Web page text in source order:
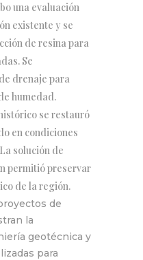
una evaluación
existente y se
de resina para
Se
drenaje para
humedad.
se restauró
en condiciones
solución de
permitió preservar
de la región.
de
la
geotécnica y
para